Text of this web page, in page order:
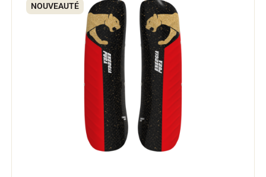
NOUVEAUTÉ